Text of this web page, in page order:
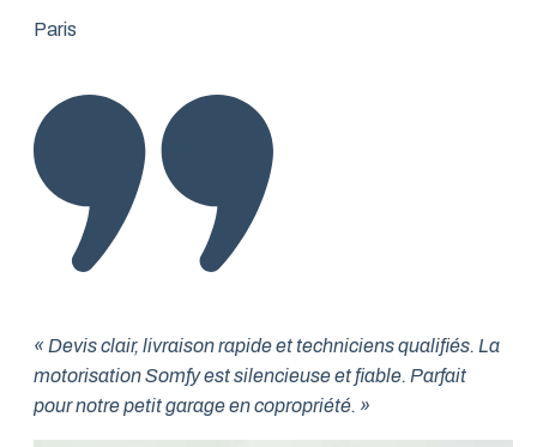
Paris
« Devis clair, livraison rapide et techniciens qualifiés. La
motorisation Somfy est silencieuse et fiable. Parfait
pour notre petit garage en copropriété. »